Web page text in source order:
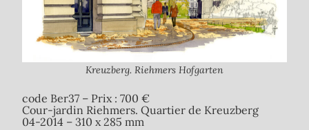
Kreuzberg. Riehmers Hofgarten
code Ber37 – Prix : 700 €
Cour-jardin Riehmers. Quartier de Kreuzberg
04-2014 – 310 x 285 mm